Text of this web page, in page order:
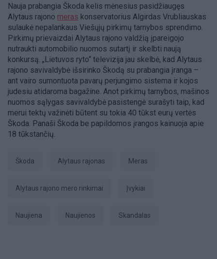
Nauja prabangia Škoda kelis mėnesius pasidžiaugęs
Alytaus rajono meras konservatorius Algirdas Vrubliauskas
sulaukė nepalankaus Viešųjų pirkimų tarnybos sprendimo.
Pirkimų prievaizdai Alytaus rajono valdžią įpareigojo
nutraukti automobilio nuomos sutartį ir skelbti naują
konkursą. „Lietuvos ryto“ televizija jau skelbė, kad Alytaus
rajono savivaldybė išsirinko Škodą su prabangia įranga –
ant vairo sumontuota pavarų perjungimo sistema ir kojos
judesiu atidaroma bagažine. Anot pirkimų tarnybos, mašinos
nuomos sąlygas savivaldybė pasistengė surašyti taip, kad
merui tektų važinėti būtent su tokia 40 tūkst eurų vertės
Škoda. Panaši Škoda be papildomos įrangos kainuoja apie
18 tūkstančių.
Škoda Alytaus rajonas Meras
Alytaus rajono mero rinkimai Įvykiai
naujiena Naujienos skandalas